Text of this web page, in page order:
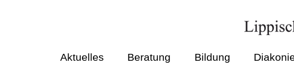
Aktuelles Beratung Bildung